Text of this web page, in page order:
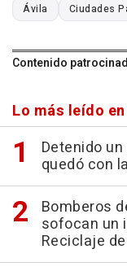
Ávila Ciudades
Contenido
Lo más leído
Detenido
quedó con
Bomberos
sofocan un
Reciclaje